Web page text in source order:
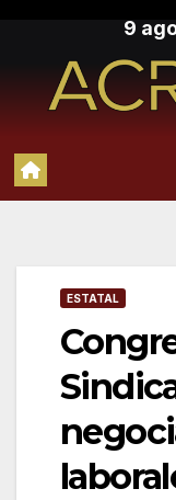
contenido
9
ESTATAL